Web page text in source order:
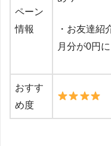
ペーン
情報
・お友達紹
月分が0円に
おすす
め度